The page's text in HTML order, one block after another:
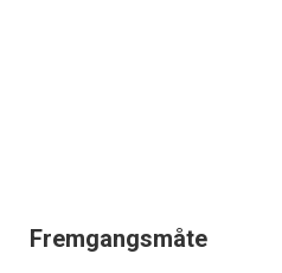
Fremgangsmåte